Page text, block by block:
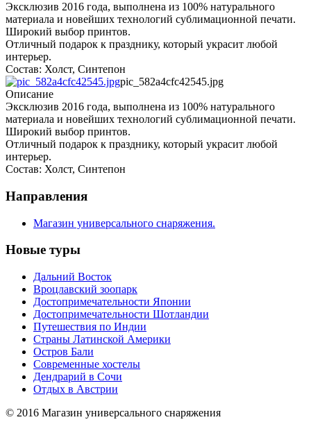
Эксклюзив 2016 года, выполнена из 100% натурального
материала и новейших технологий сублимационной печати.
Широкий выбор принтов.
Отличный подарок к празднику, который украсит любой
интерьер.
Состав: Холст, Синтепон
pic_582a4cfc42545.jpg
Описание
Эксклюзив 2016 года, выполнена из 100% натурального
материала и новейших технологий сублимационной печати.
Широкий выбор принтов.
Отличный подарок к празднику, который украсит любой
интерьер.
Состав: Холст, Синтепон
Направления
Магазин универсального снаряжения.
Новые туры
Дальний Восток
Вроцлавский зоопарк
Достопримечательности Японии
Достопримечательности Шотландии
Путешествия по Индии
Страны Латинской Америки
Остров Бали
Современные хостелы
Дендрарий в Сочи
Отдых в Австрии
© 2016 Магазин универсального снаряжения